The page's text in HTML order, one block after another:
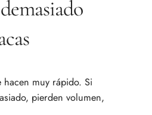
hacen muy rápido. Si
pierden volumen,